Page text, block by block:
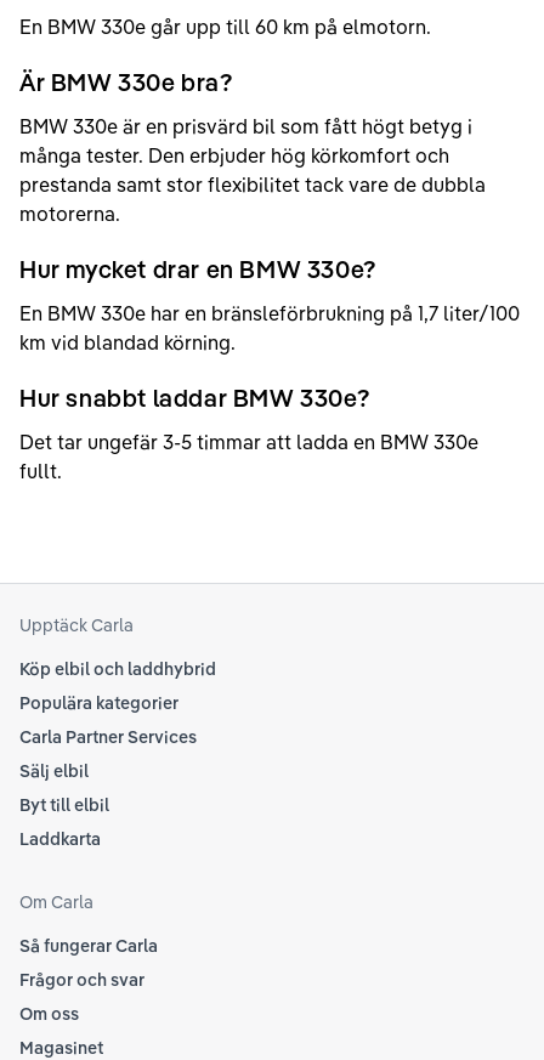
En BMW 330e går upp till 60 km på elmotorn.
Är BMW 330e bra?
BMW 330e är en prisvärd bil som fått högt betyg i
många tester. Den erbjuder hög körkomfort och
prestanda samt stor flexibilitet tack vare de dubbla
motorerna.
Hur mycket drar en BMW 330e?
En BMW 330e har en bränsleförbrukning på 1,7 liter/100
km vid blandad körning.
Hur snabbt laddar BMW 330e?
Det tar ungefär 3-5 timmar att ladda en BMW 330e
fullt.
Upptäck Carla
Köp elbil och laddhybrid
Populära kategorier
Carla Partner Services
Sälj elbil
Byt till elbil
Laddkarta
Om Carla
Så fungerar Carla
Frågor och svar
Om oss
Magasinet